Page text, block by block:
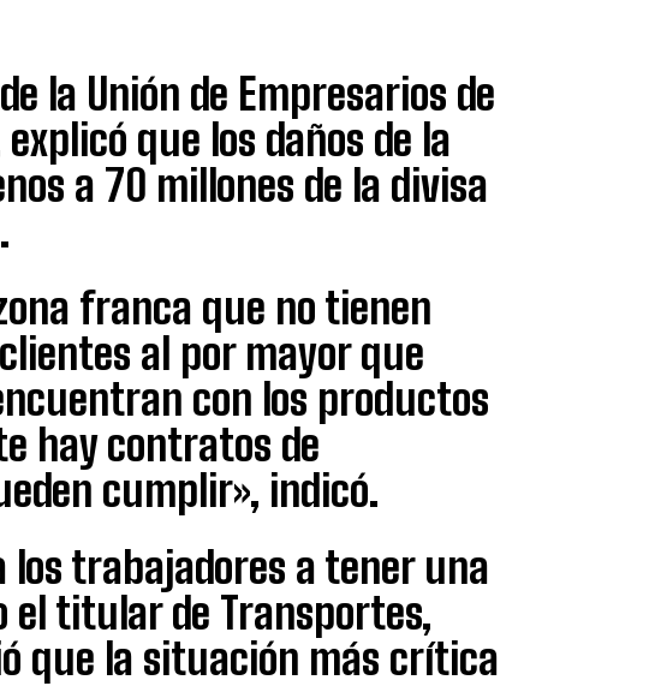
la Unión de Empresarios de
que los daños de la
a 70 millones de la divisa
franca que no tienen
al por mayor que
con los productos
hay contratos de
cumplir», indicó.
los trabajadores a tener una
titular de Transportes,
que la situación más crítica